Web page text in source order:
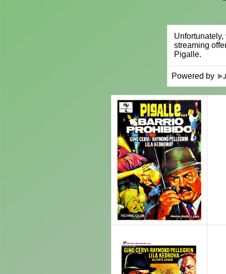
Powered by